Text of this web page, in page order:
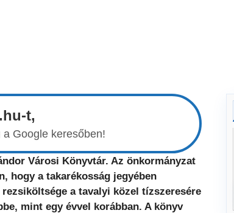
t,
Google keresőben!
Városi Könyvtár. Az önkormányzat
hogy a takarékosság jegyében
a tavalyi közel tízszeresére
mint egy évvel korábban. A könyv